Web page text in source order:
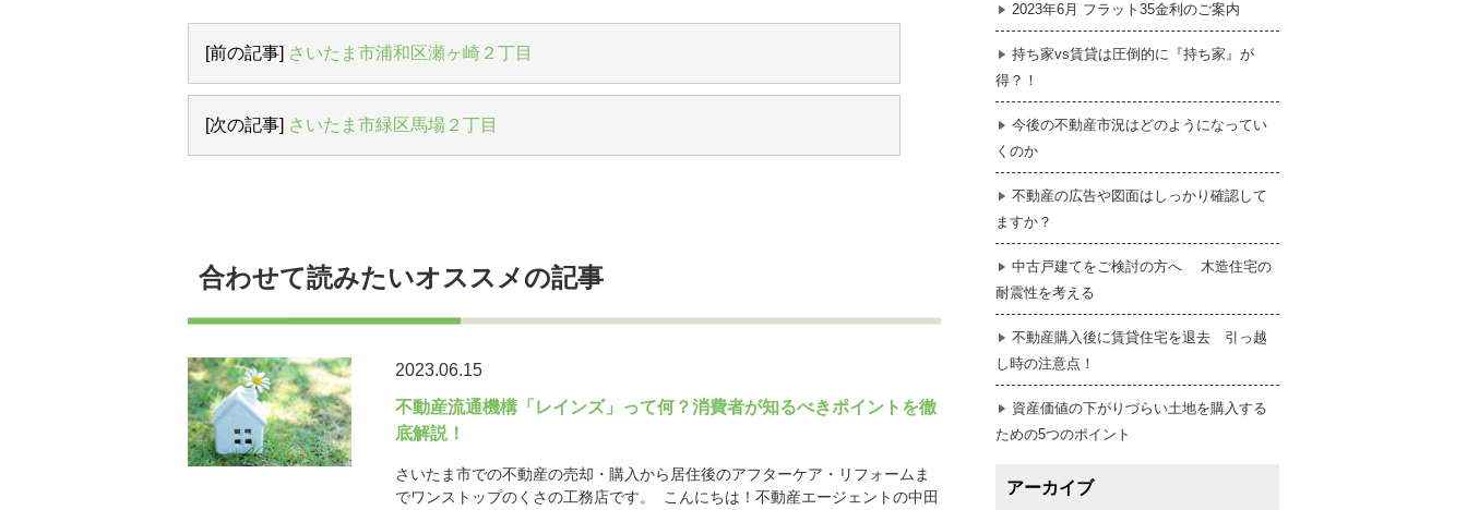
[前の記事] さいたま市浦和区瀬ヶ崎２丁目
[次の記事] さいたま市緑区馬場２丁目
合わせて読みたいオススメの記事
2023.06.15
不動産流通機構「レインズ」って何？消費者が知るべきポイントを徹
底解説！
さいたま市での不動産の売却・購入から居住後のアフターケア・リフォームま
でワンストップのくさの工務店です。 こんにちは！不動産エージェントの中田
2023年6月 フラット35金利のご案内
持ち家vs賃貸は圧倒的に『持ち家』が
得？！
今後の不動産市況はどのようになってい
くのか
不動産の広告や図面はしっかり確認して
ますか？
中古戸建てをご検討の方へ 木造住宅の
耐震性を考える
不動産購入後に賃貸住宅を退去 引っ越
し時の注意点！
資産価値の下がりづらい土地を購入する
ための5つのポイント
アーカイブ